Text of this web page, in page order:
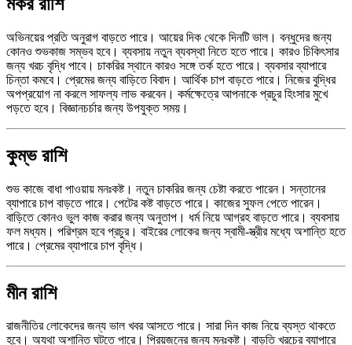
অভিনয়ের প্রতি অনুরাগ বাড়তে পারে। আয়ের দিক থেকে দিনটি ভাল। বন্ধুদের জন্য
কোনও শুভকাজ সম্ভব হবে। ব্যবসায় নতুন ব্যবস্থা নিতে হতে পারে। কারও চিকিৎসার
জন্য খরচ বৃদ্ধি পাবে। চাকরির স্থানে কারও সঙ্গে তর্ক হতে পারে। ব্যবসার ব্যাপারে
চিন্তা কমবে। প্রেমের জন্য বাড়িতে বিবাদ। আর্থিক চাপ বাড়তে পারে। নিজের বুদ্ধির
অপপ্রয়োগ না করলে সাফল্য লাভ করবেন। কর্মক্ষেত্রে আপনাকে প্রচুর হিংসার মুখে
পড়তে হবে। বিজ্ঞানচর্চার জন্য উপযুক্ত সময়।
কুম্ভ রাশি
শুভ কাজে বাধা পাওয়ায় মনঃকষ্ট। নতুন চাকরির জন্য চেষ্টা করতে পারেন। সন্তানের
ব্যাপারে চাপ বাড়তে পারে। পেটের কষ্ট বাড়তে পারে। কাজের সুফল পেতে পারেন।
বাড়িতে কোনও ভুল কাজ করার জন্য অনুতাপ। ধর্ম নিয়ে আগ্রহ বাড়তে পারে। ব্যবসায়
ফল মধ্যম। পরিশ্রম হবে প্রচুর। বাইরের লোকের জন্য স্বামী-স্ত্রীর মধ্যে অশান্তি হতে
পারে। প্রেমের ব্যাপারে চাপ বৃদ্ধি।
মীন রাশি
রাজনীতির লোকেদের জন্য ভাল খবর আসতে পারে। সারা দিন কাজ নিয়ে ব্যস্ত থাকতে
হবে। অযথা অশান্তি ঘটতে পারে। প্রিয়জনের জন্য মনঃকষ্ট। বাড়তি খরচের ব্যাপারে